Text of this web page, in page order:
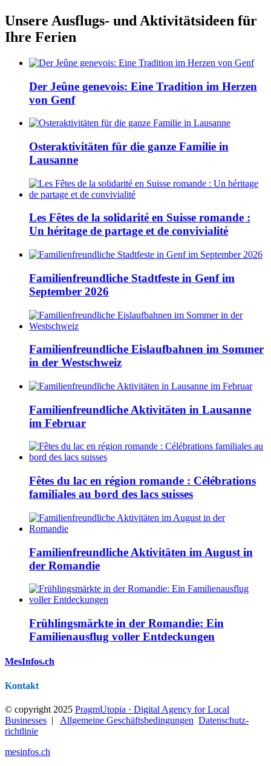
Unsere Ausflugs- und Aktivitätsideen für
Ihre Ferien
Der Jeûne genevois: Eine Tradition im Herzen
von Genf
Osteraktivitäten für die ganze Familie in
Lausanne
Les Fêtes de la solidarité en Suisse romande :
Un héritage de partage et de convivialité
Familienfreundliche Stadtfeste in Genf im
September 2026
Familienfreundliche Eislaufbahnen im Sommer
in der Westschweiz
Familienfreundliche Aktivitäten in Lausanne
im Februar
Fêtes du lac en région romande : Célébrations
familiales au bord des lacs suisses
Familienfreundliche Aktivitäten im August in
der Romandie
Frühlingsmärkte in der Romandie: Ein
Familienausflug voller Entdeckungen
MesInfos.ch
Kontakt
© copyright 2025 PragmUtopia · Digital Agency for Local
Businesses | Allgemeine Geschäftsbedingungen Datenschutz­
richtlinie
mesinfos.ch